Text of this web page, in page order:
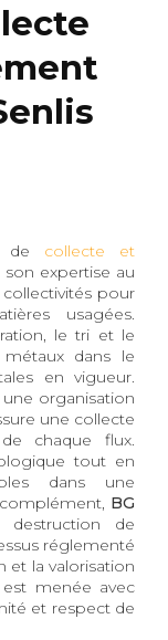
de collecte et
expertise au
pour
usagées.
le tri et le
dans le
en vigueur.
organisation
une collecte
chaque flux.
tout en
dans une
BG
de
réglementé
et la valorisation
menée avec
et respect de